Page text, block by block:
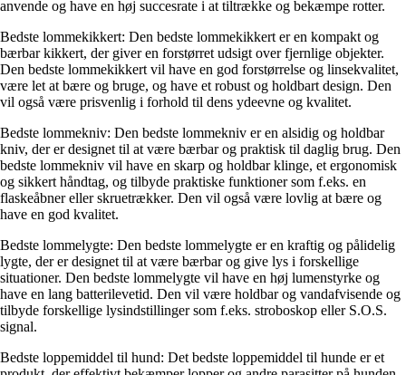
anvende og have en høj succesrate i at tiltrække og bekæmpe rotter.
Bedste lommekikkert: Den bedste lommekikkert er en kompakt og
bærbar kikkert, der giver en forstørret udsigt over fjernlige objekter.
Den bedste lommekikkert vil have en god forstørrelse og linsekvalitet,
være let at bære og bruge, og have et robust og holdbart design. Den
vil også være prisvenlig i forhold til dens ydeevne og kvalitet.
Bedste lommekniv: Den bedste lommekniv er en alsidig og holdbar
kniv, der er designet til at være bærbar og praktisk til daglig brug. Den
bedste lommekniv vil have en skarp og holdbar klinge, et ergonomisk
og sikkert håndtag, og tilbyde praktiske funktioner som f.eks. en
flaskeåbner eller skruetrækker. Den vil også være lovlig at bære og
have en god kvalitet.
Bedste lommelygte: Den bedste lommelygte er en kraftig og pålidelig
lygte, der er designet til at være bærbar og give lys i forskellige
situationer. Den bedste lommelygte vil have en høj lumenstyrke og
have en lang batterilevetid. Den vil være holdbar og vandafvisende og
tilbyde forskellige lysindstillinger som f.eks. stroboskop eller S.O.S.
signal.
Bedste loppemiddel til hund: Det bedste loppemiddel til hunde er et